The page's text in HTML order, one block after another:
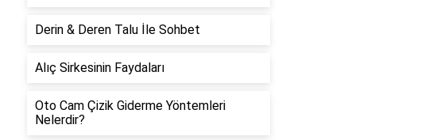
Derin & Deren Talu İle Sohbet
Alıç Sirkesinin Faydaları
Oto Cam Çizik Giderme Yöntemleri
Nelerdir?